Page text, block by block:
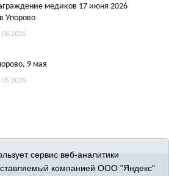
медиков 17 июня 2026
Упорово
9 мая
сервис веб-аналитики
компанией ООО "Яндекс"